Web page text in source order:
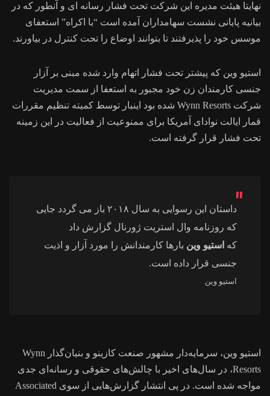
نهایتا هیئت مدیره این شرکت تحت فشار رسانه ای و آنطور که در
بیانیه پایانی نشست سهامداران آمده است “با اکراه” استعفای
موسس خود را پذیرفتند تا بتوانند اوضاع را تحت کنترل در بیاورند.
استیو وین که پیشتر تحت فشار اتهام وارد شده مبنی بر آزار
جنسی کارمندان زن خود مجبور به استعفا از سمت مدیریت
شرکت Wynn Resorts شده بود اینبار توسط کمیته تنظیم مقررات
قمار ایالت نوادای آمریکا برای ممنوعیت از فعالیت در این زمینه
تحت فشار قرار گرفته است.
داستان این رسوایی به سال ۲۰۱۸ باز می گردد جایی
که روزنامه وال ‌استریت ژورنال گزارش داد
که استیو وین بارها کارمندانش را مورد آزار و اذیت
جنسی قرار داده است.
استیو وین
استیو وین، سرمایه‌دار مشهور صنعت کازینو و بنیان‌گذار Wynn
Resorts، در سال‌های اخیر با چالش‌های حقوقی و رسانه‌ای جدی
مواجه شده است. در پی انتشار گزارش‌هایی از سوی Associated